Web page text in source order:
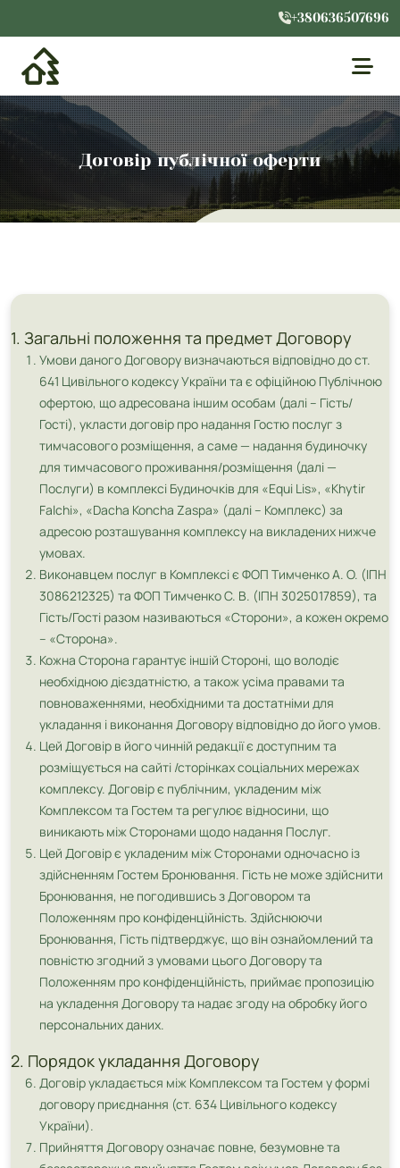
+380636507696
Договір публічної оферти
1. Загальні положення та предмет Договору
Умови даного Договору визначаються відповідно до ст.
641 Цивільного кодексу України та є офіційною Публічною
офертою, що адресована іншим особам (далі – Гість/
Гості), укласти договір про надання Гостю послуг з
тимчасового розміщення, а саме — надання будиночку
для тимчасового проживання/розміщення (далі —
Послуги) в комплексі Будиночків для «Equi Lis», «Khytir
Falchi», «Dacha Koncha Zaspa» (далі – Комплекс) за
адресою розташування комплексу на викладених нижче
умовах.
Виконавцем послуг в Комплексі є ФОП Тимченко А. О. (ІПН
3086212325) та ФОП Тимченко С. В. (ІПН 3025017859), та
Гість/Гості разом називаються «Сторони», а кожен окремо
– «Сторона».
Кожна Сторона гарантує іншій Стороні, що володіє
необхідною дієздатністю, а також усіма правами та
повноваженнями, необхідними та достатніми для
укладання і виконання Договору відповідно до його умов.
Цей Договір в його чинній редакції є доступним та
розміщується на сайті /сторінках соціальних мережах
комплексу. Договір є публічним, укладеним між
Комплексом та Гостем та регулює відносини, що
виникають між Сторонами щодо надання Послуг.
Цей Договір є укладеним між Сторонами одночасно із
здійсненням Гостем Бронювання. Гість не може здійснити
Бронювання, не погодившись з Договором та
Положенням про конфіденційність. Здійснюючи
Бронювання, Гість підтверджує, що він ознайомлений та
повністю згодний з умовами цього Договору та
Положенням про конфіденційність, приймає пропозицію
на укладення Договору та надає згоду на обробку його
персональних даних.
2. Порядок укладання Договору
Договір укладається між Комплексом та Гостем у формі
договору приєднання (ст. 634 Цивільного кодексу
України).
Прийняття Договору означає повне, безумовне та